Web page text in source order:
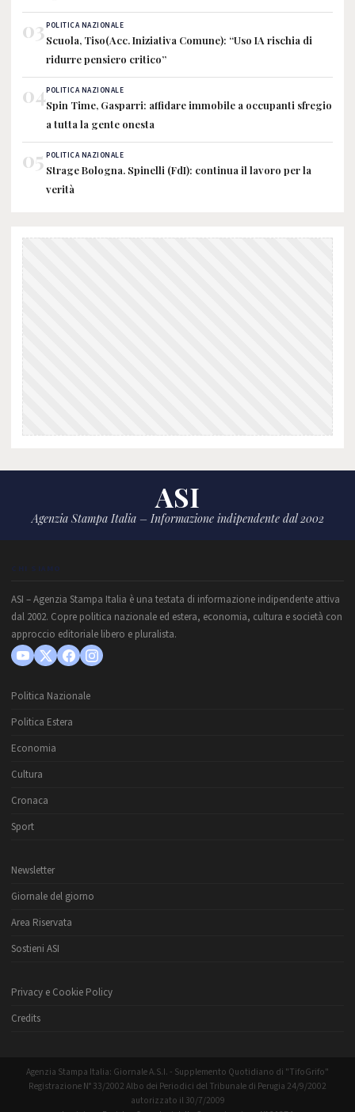
03POLITICA NAZIONALE
Scuola, Tiso(Acc. Iniziativa Comune): “Uso IA rischia di
ridurre pensiero critico”
04POLITICA NAZIONALE
Spin Time, Gasparri: affidare immobile a occupanti sfregio
a tutta la gente onesta
05 POLITICA NAZIONALE
Strage Bologna. Spinelli (FdI): continua il lavoro per la
verità
ASI
Agenzia Stampa Italia – Informazione indipendente dal 2002
CHI SIAMO
ASI – Agenzia Stampa Italia è una testata di informazione indipendente attiva
dal 2002. Copre politica nazionale ed estera, economia, cultura e società con
approccio editoriale libero e pluralista.
Politica Nazionale
Politica Estera
Economia
Cultura
Cronaca
Sport
Newsletter
Giornale del giorno
Area Riservata
Sostieni ASI
Privacy e Cookie Policy
Credits
Agenzia Stampa Italia: Giornale A.S.I. - Supplemento Quotidiano di "TifoGrifo"
Registrazione N° 33/2002 Albo dei Periodici del Tribunale di Perugia 24/9/2002
autorizzato il 30/7/2009